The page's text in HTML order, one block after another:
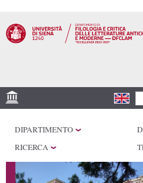
contenuto
principale
CENTRI DI RICERCA
LABORATORI
DIPARTIMENTO
RICERCA